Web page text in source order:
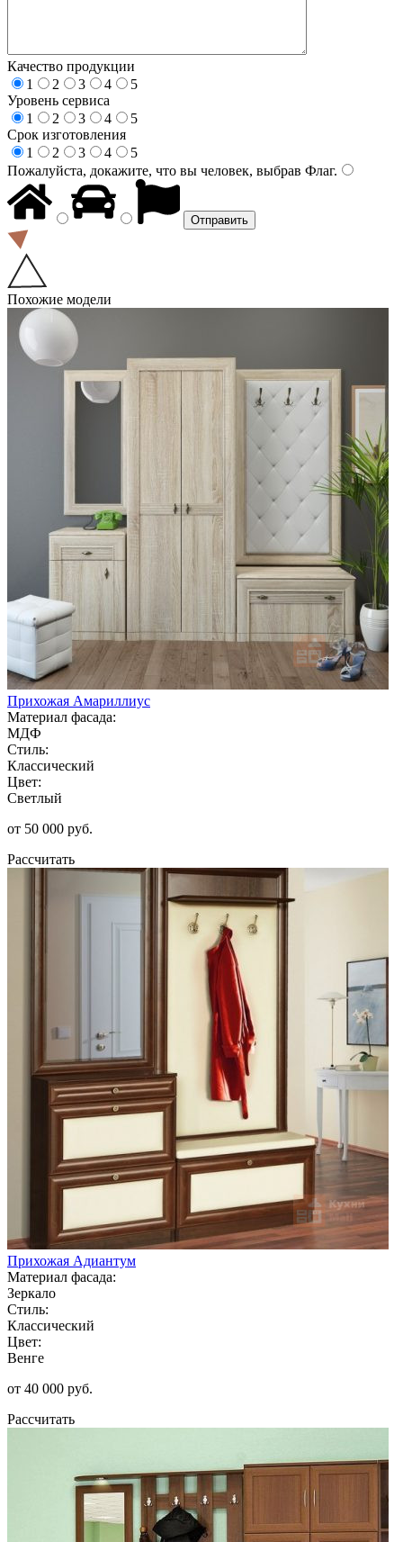
Качество продукции
1
2 3 4
5
Уровень сервиса
1
2 3 4
5
Срок изготовления
1
2 3 4
5
Пожалуйста, докажите, что вы человек, выбрав Флаг.
Похожие модели
Прихожая Амариллиус
Материал фасада:
МДФ
Стиль:
Классический
Цвет:
Светлый
от 50 000 руб.
Рассчитать
Прихожая Адиантум
Материал фасада:
Зеркало
Стиль:
Классический
Цвет:
Венге
от 40 000 руб.
Рассчитать